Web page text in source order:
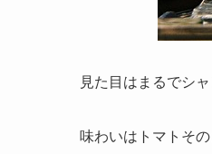
見た目はまるでシャ
味わいはトマトそ